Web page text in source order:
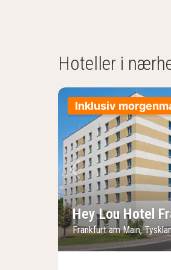
Hoteller i
Inklusiv
Forrige billede
Hey Lou Hotel
Frankfurt am Main,